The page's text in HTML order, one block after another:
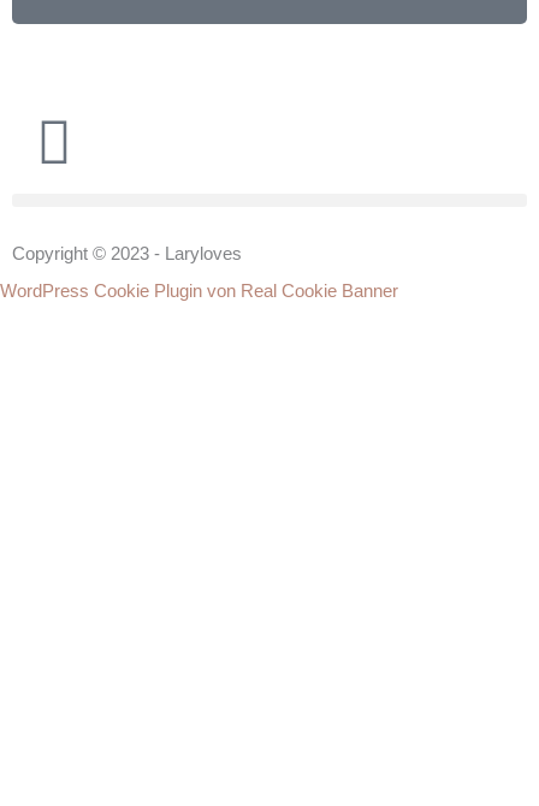
Copyright © 2023 - Laryloves
WordPress Cookie Plugin von Real Cookie Banner